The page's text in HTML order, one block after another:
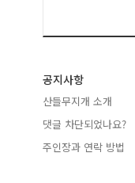
공지사항
산들무지개 소개
댓글 차단되었나요?
주인장과 연락 방법